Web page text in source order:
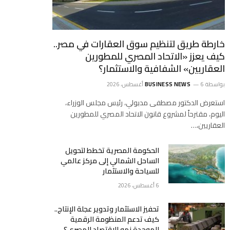
خارطة طريق لتنظيم سوق العقارات في مصر..
كيف يعزز «الاتحاد المصري للمطورين
العقاريين» الشفافية والاستثمار؟
بواسطة BUSINESS NEWS 6 أغسطس، 2026
استعرض الدكتور مصطفى مدبولي، رئيس مجلس الوزراء،
اليوم، مقترحاً لمشروع قانون الاتحاد المصري للمطورين
العقاريين،…
الحكومة المصرية تخطط لتحويل
الساحل الشمالي إلى مركز عالمي
للسياحة والاستثمار
6 أغسطس، 2026
تحفيز الاستثمار وتدوير عجلة الإنتاج..
كيف تدعم المنظومة الرقمية